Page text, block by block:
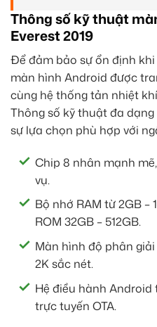
Thông số kỹ thuật
Everest 2019
Để đảm bảo sự ổn định
màn hình Android được
cùng hệ thống tản nhiệt
Thông số kỹ thuật đa
sự lựa chọn phù hợp với
Chip 8 nhân mạnh
vụ.
Bộ nhớ RAM từ 2GB –
ROM 32GB – 512GB.
Màn hình độ phân
2K sắc nét.
Hệ điều hành
trực tuyến OTA.